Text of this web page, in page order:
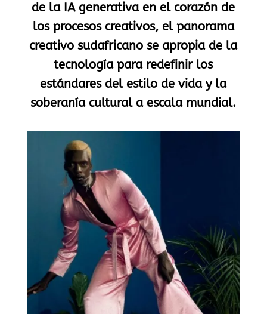
de la IA generativa en el corazón de
los procesos creativos, el panorama
creativo sudafricano se apropia de la
tecnología para redefinir los
estándares del estilo de vida y la
soberanía cultural a escala mundial.